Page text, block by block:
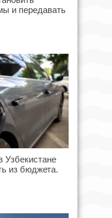
и передавать
Узбекистане
из бюджета.